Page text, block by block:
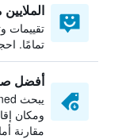
تقييمات
تمامًا.
أفضل
ومكان
مقارنة